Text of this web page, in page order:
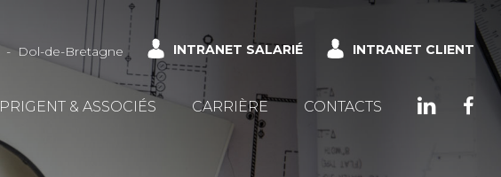
Dol-de-Bretagne INTRANET SALARIÉ INTRANET CLIENT
PRIGENT & ASSOCIÉS CARRIÈRE CONTACTS